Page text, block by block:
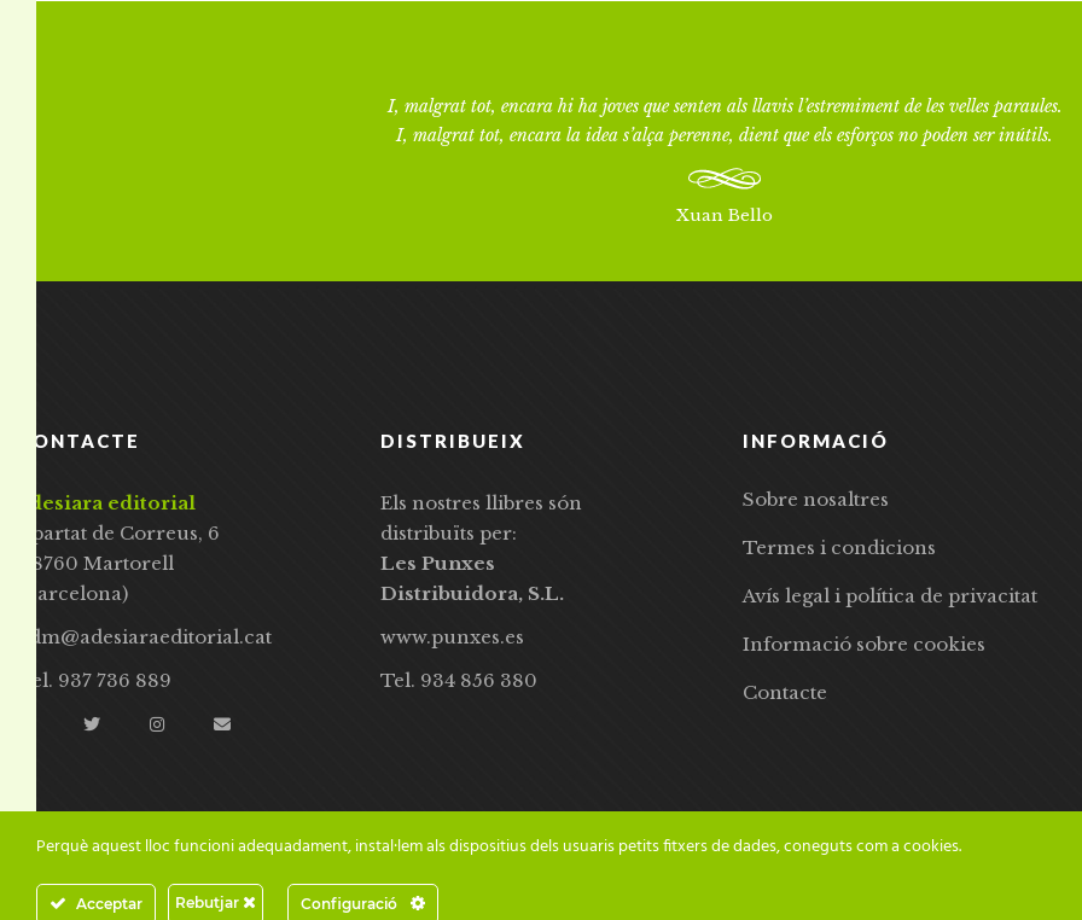
I, malgrat tot, encara hi ha joves que senten als llavis l’estremiment de les velles paraules.
I, malgrat tot, encara la idea s’alça perenne, dient que els esforços no poden ser inútils.
Xuan Bello
CONTACTE
adesiara editorial
Apartat de Correus, 6
08760 Martorell
(Barcelona)
adm@adesiaraeditorial.cat
Tel. 937 736 889
DISTRIBUEIX
Els nostres llibres són
distribuïts per:
Les Punxes
Distribuidora, S.L.
www.punxes.es
Tel. 934 856 380
INFORMACIÓ
Sobre nosaltres
Termes i condicions
Avís legal i política de privacitat
Informació sobre cookies
Contacte
Perquè aquest lloc funcioni adequadament, instal·lem als dispositius dels usuaris petits fitxers de dades, coneguts com a cookies.
Acceptar Rebutjar Configuració